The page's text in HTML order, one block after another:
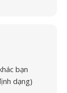
bạn
dạng)